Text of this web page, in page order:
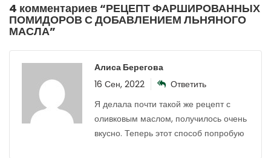
4 комментариев “РЕЦЕПТ ФАРШИРОВАННЫХ
ПОМИДОРОВ С ДОБАВЛЕНИЕМ ЛЬНЯНОГО
МАСЛА”
Алиса Берегова
16 Сен, 2022
Ответить
Я делала почти такой же рецепт с
оливковым маслом, получилось очень
вкусно. Теперь этот способ попробую